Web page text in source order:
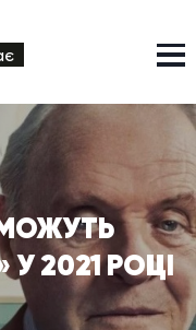
МОЖУТЬ
2021 РОЦІ